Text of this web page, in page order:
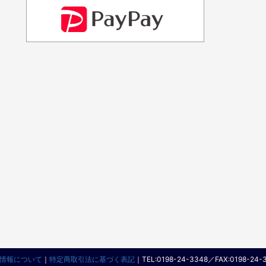
報について ｜ 特定商取引法に基づく表記｜ TEL:0198-24-3348／FAX:0198-24-